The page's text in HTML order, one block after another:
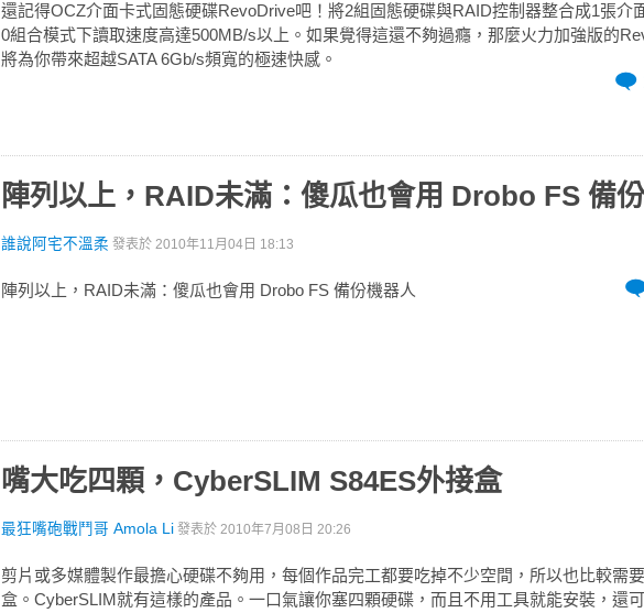
還記得OCZ介面卡式固態硬碟RevoDrive吧！將2組固態硬碟與RAID控制器整合成1張介
0組合模式下讀取速度高達500MB/s以上。如果覺得這還不夠過癮，那麼火力加強版的
將為你帶來超越SATA 6Gb/s頻寬的極速快感。
陣列以上，RAID未滿：傻瓜也會用 Drobo FS 備
誰說阿宅不溫柔 發表於 2010年11月04日 18:13
陣列以上，RAID未滿：傻瓜也會用 Drobo FS 備份機器人
嘴大吃四顆，CyberSLIM S84ES外接盒
最狂嘴砲戰鬥哥 Amola Li 發表於 2010年7月08日 20:26
剪片或多媒體製作最擔心硬碟不夠用，每個作品完工都要吃掉不少空間，所以也比較需
盒。CyberSLIM就有這樣的產品。一口氣讓你塞四顆硬碟，而且不用工具就能安裝，還